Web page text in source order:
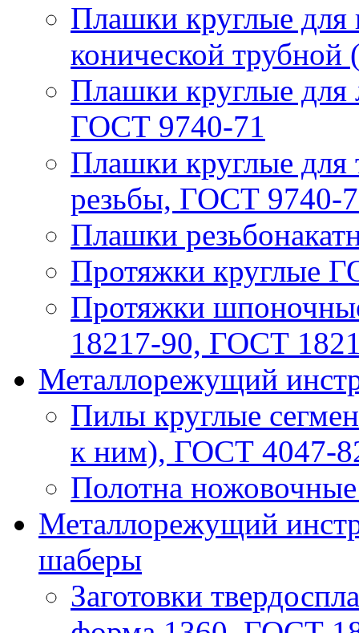
Плашки круглые
конической
Плашки круглые для
ГОСТ 9740-71
Плашки круглые для
резьбы, ГОСТ 9740-
Плашки
Протяжки круглые
Протяжки
18217-90, ГОСТ
Металлорежущий
Пилы круглые
к ним), ГОСТ 4047-
Полотна
Металлорежущий
шаберы
Заготовки